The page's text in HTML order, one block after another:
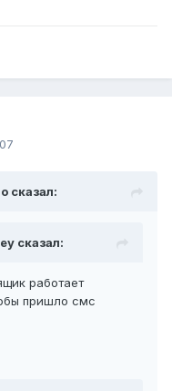
сказал:
сказал:
работает
пришло смс